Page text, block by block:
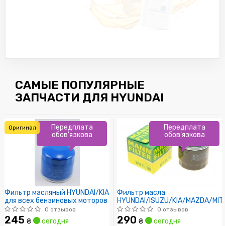
САМЫЕ ПОПУЛЯРНЫЕ
ЗАПЧАСТИ ДЛЯ HYUNDAI
Фильтр масляный HYUNDAI/KIA
для всех бензиновых моторов
0 отзывов
245 ₴ сегодня
Передплата
обов'язкова
Оригинал
Фильтр масла
HYUNDAI/ISUZU/KIA/MAZDA/
0 отзывов
290 ₴ сегодня
Передплата
обов'язкова